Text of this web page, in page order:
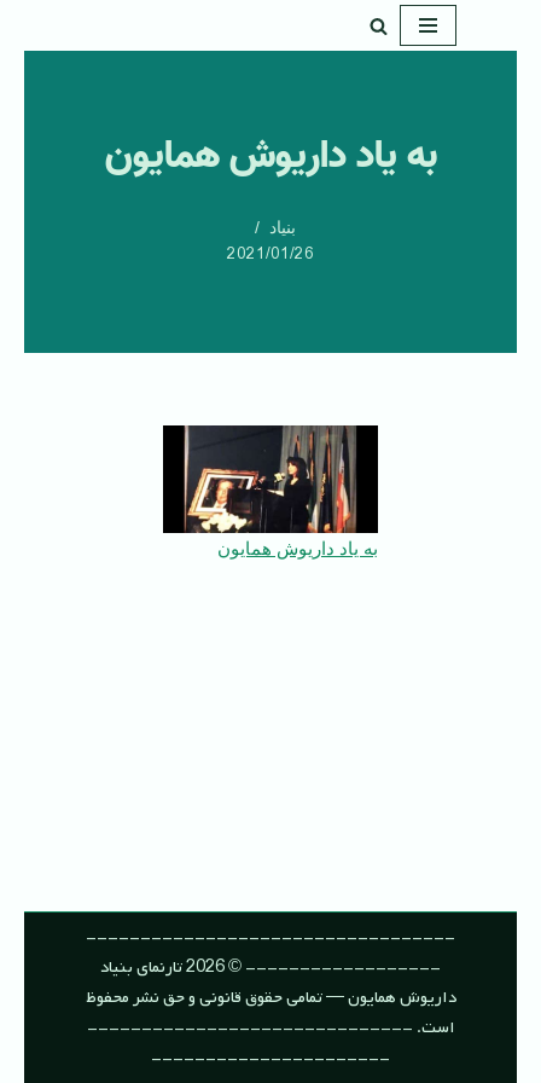
به یاد داریوش همایون
بنیاد
2021/01/26
به یاد داریوش همایون
----------------------------------
------------------ © 2026 تارنمای بنیاد
داریوش همایون — تمامی حقوق قانونی و حق نشر محفوظ
است. ------------------------------
----------------------